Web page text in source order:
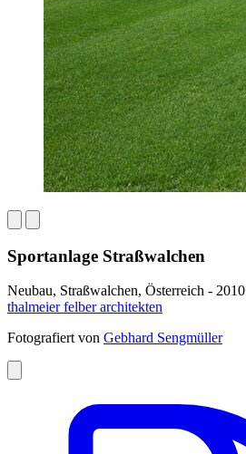
Sportanlage Straßwalchen
Neubau, Straßwalchen, Österreich - 2010
thalmeier felber architekten
Fotografiert von Gebhard Sengmüller